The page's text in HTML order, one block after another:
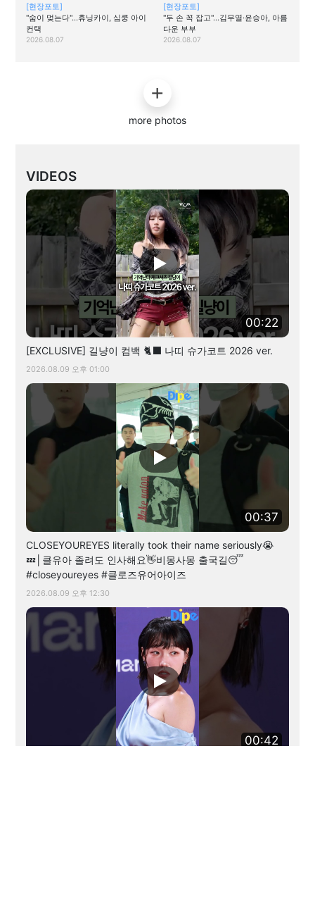
[현장포토]
"숨이 멎는다"…휴닝카이, 심쿵 아이
컨택
2026.08.07
[현장포토]
"두 손 꼭 잡고"…김무열·윤승아, 아름
다운 부부
2026.08.07
more photos
VIDEOS
00:22
[EXCLUSIVE] 길냥이 컴백 🐈‍⬛ 나띠 슈가코트 2026 ver.
2026.08.09 오후 01:00
00:37
CLOSEYOUREYES literally took their name seriously😭
💤│클유아 졸려도 인사해요👋비몽사몽 출국길😴
#closeyoureyes #클로즈유어아이즈
2026.08.09 오후 12:30
00:42